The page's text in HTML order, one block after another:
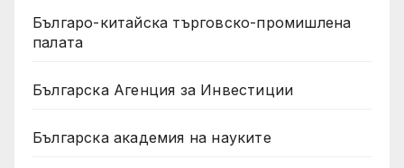
Българо-китайска търговско-промишлена
палата
Българска Агенция за Инвестиции
Българска академия на науките